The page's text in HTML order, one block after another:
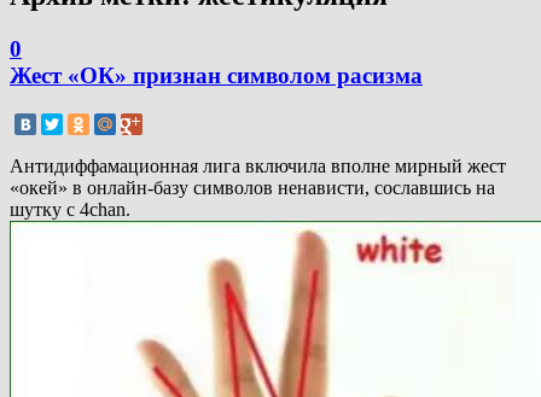
0
Жест «ОК» признан символом расизма
Антидиффамационная лига включила вполне мирный жест
«окей» в онлайн-базу символов ненависти, сославшись на
шутку с 4chan.